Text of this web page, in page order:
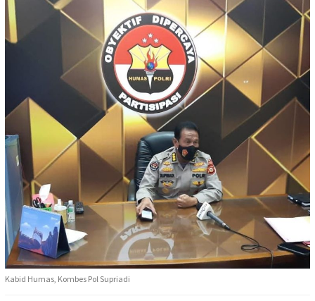
Kabid Humas, Kombes Pol Supriadi